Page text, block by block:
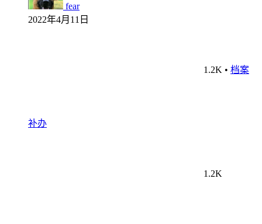
fear
2022年4月11日
1.2K • 档案
补办
1.2K